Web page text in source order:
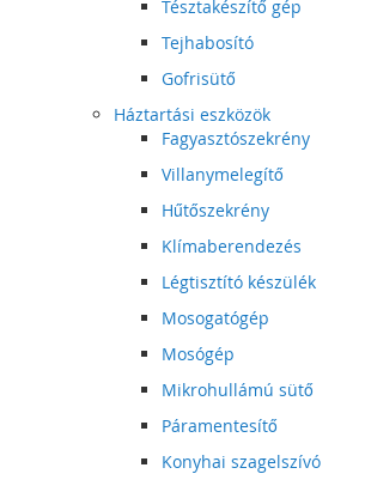
Tésztakészítő gép
Tejhabosító
Gofrisütő
Háztartási eszközök
Fagyasztószekrény
Villanymelegítő
Hűtőszekrény
Klímaberendezés
Légtisztító készülék
Mosogatógép
Mosógép
Mikrohullámú sütő
Páramentesítő
Konyhai szagelszívó